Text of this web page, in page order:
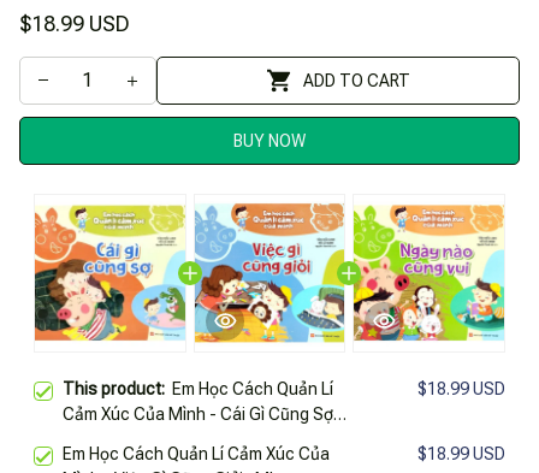
$18.99 USD
ADD TO CART
BUY NOW
This product: Em Học Cách Quản Lí
Cảm Xúc Của Mình - Cái Gì Cũng Sợ
$18.99 USD
Em Học Cách Quản Lí Cảm Xúc Của
$18.99 USD